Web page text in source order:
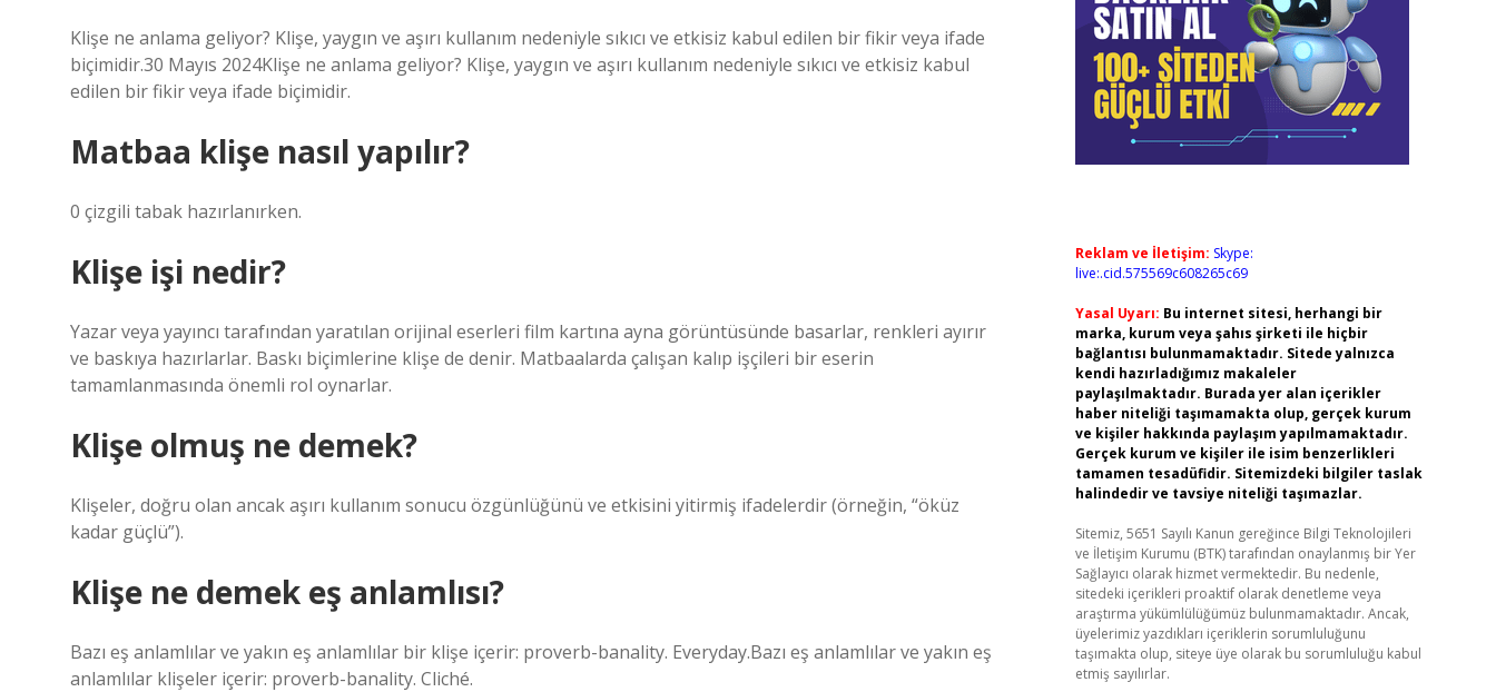
Klişe ne anlama geliyor? Klişe, yaygın ve aşırı kullanım nedeniyle sıkıcı ve etkisiz kabul edilen bir fikir veya ifade
biçimidir.30 Mayıs 2024Klişe ne anlama geliyor? Klişe, yaygın ve aşırı kullanım nedeniyle sıkıcı ve etkisiz kabul
edilen bir fikir veya ifade biçimidir.
Matbaa klişe nasıl yapılır?
0 çizgili tabak hazırlanırken.
Klişe işi nedir?
Yazar veya yayıncı tarafından yaratılan orijinal eserleri film kartına ayna görüntüsünde basarlar, renkleri ayırır
ve baskıya hazırlarlar. Baskı biçimlerine klişe de denir. Matbaalarda çalışan kalıp işçileri bir eserin
tamamlanmasında önemli rol oynarlar.
Klişe olmuş ne demek?
Klişeler, doğru olan ancak aşırı kullanım sonucu özgünlüğünü ve etkisini yitirmiş ifadelerdir (örneğin, “öküz
kadar güçlü”).
Klişe ne demek eş anlamlısı?
Bazı eş anlamlılar ve yakın eş anlamlılar bir klişe içerir: proverb-banality. Everyday.Bazı eş anlamlılar ve yakın eş
anlamlılar klişeler içerir: proverb-banality. Cliché.
Reklam ve İletişim: Skype:
live:.cid.575569c608265c69
Yasal Uyarı: Bu internet sitesi, herhangi bir
marka, kurum veya şahıs şirketi ile hiçbir
bağlantısı bulunmamaktadır. Sitede yalnızca
kendi hazırladığımız makaleler
paylaşılmaktadır. Burada yer alan içerikler
haber niteliği taşımamakta olup, gerçek kurum
ve kişiler hakkında paylaşım yapılmamaktadır.
Gerçek kurum ve kişiler ile isim benzerlikleri
tamamen tesadüfidir. Sitemizdeki bilgiler taslak
halindedir ve tavsiye niteliği taşımazlar.
Sitemiz, 5651 Sayılı Kanun gereğince Bilgi Teknolojileri
ve İletişim Kurumu (BTK) tarafından onaylanmış bir Yer
Sağlayıcı olarak hizmet vermektedir. Bu nedenle,
sitedeki içerikleri proaktif olarak denetleme veya
araştırma yükümlülüğümüz bulunmamaktadır. Ancak,
üyelerimiz yazdıkları içeriklerin sorumluluğunu
taşımakta olup, siteye üye olarak bu sorumluluğu kabul
etmiş sayılırlar.